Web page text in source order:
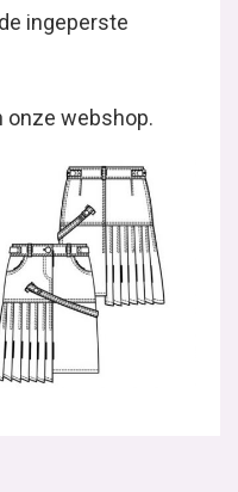
ingeperste
onze webshop.